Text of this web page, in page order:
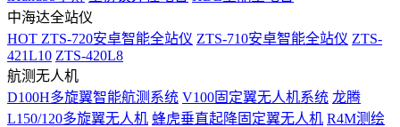
中海达全站仪
HOT ZTS-720安卓智能全站仪 ZTS-710安卓智能全站仪 ZTS-
421L10 ZTS-420L8
航测无人机
D100H多旋翼智能航测系统 V100固定翼无人机系统 龙腾
L150/120多旋翼无人机 蜂虎垂直起降固定翼无人机 R4M测绘